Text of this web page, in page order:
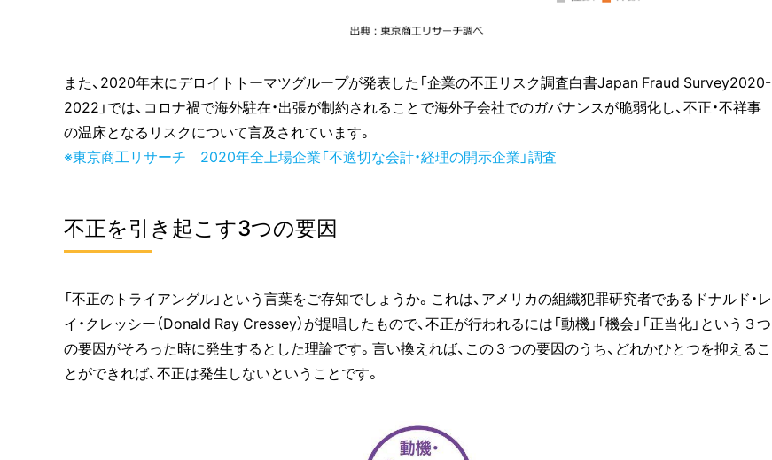
また、2020年末にデロイトトーマツグループが発表した「企業の不正リスク調査白書Japan Fraud Survey2020-
2022」では、コロナ禍で海外駐在・出張が制約されることで海外子会社でのガバナンスが脆弱化し、不正・不祥事
の温床となるリスクについて言及されています。
※東京商工リサーチ 2020年全上場企業「不適切な会計・経理の開示企業」調査
不正を引き起こす3つの要因
「不正のトライアングル」という言葉をご存知でしょうか。これは、アメリカの組織犯罪研究者であるドナルド・レ
イ・クレッシー（Donald Ray Cressey）が提唱したもので、不正が行われるには「動機」「機会」「正当化」という３つ
の要因がそろった時に発生するとした理論です。言い換えれば、この３つの要因のうち、どれかひとつを抑えるこ
とができれば、不正は発生しないということです。